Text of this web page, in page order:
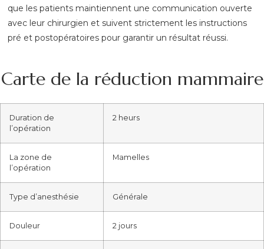
que les patients maintiennent une communication ouverte
avec leur chirurgien et suivent strictement les instructions
pré et postopératoires pour garantir un résultat réussi.
Carte de la réduction mammaire
Duration de
l’opération
2 heurs
La zone de
l’opération
Mamelles
Type d’anesthésie Générale
Douleur 2 jours